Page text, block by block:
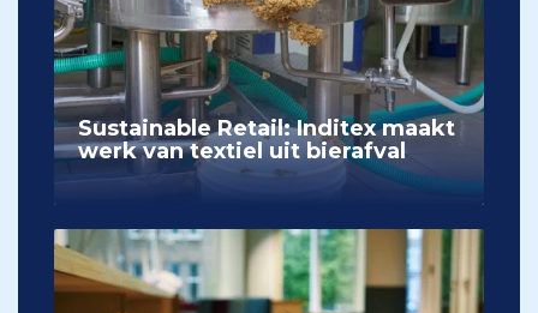
Sustainable Retail: Inditex maakt
werk van textiel uit bierafval